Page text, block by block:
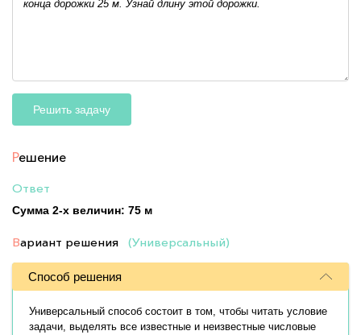
Решить задачу
Решение
Ответ
Сумма 2-х величин: 75 м
Вариант решения (Универсальный)
Способ решения
Универсальный способ состоит в том, чтобы читать условие
задачи, выделять все известные и неизвестные числовые